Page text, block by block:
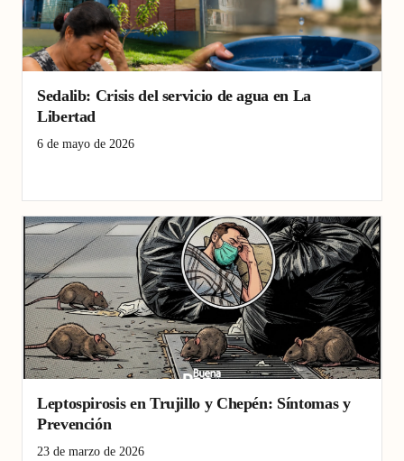
Sedalib: Crisis del servicio de agua en La
Libertad
6 de mayo de 2026
Leptospirosis en Trujillo y Chepén: Síntomas y
Prevención
23 de marzo de 2026